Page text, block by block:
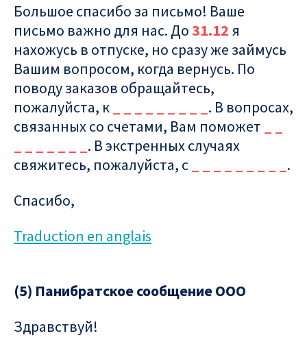
Большое спасибо за письмо! Ваше
письмо важно для нас. До31.12 я
нахожусь в отпуске, но сразу же займусь
Вашим вопросом, когда вернусь. По
поводу заказов обращайтесь,
пожалуйста, к
. В вопросах,
связанных со счетами, Вам поможет
. В экстренных случаях
свяжитесь, пожалуйста, с
.
Спасибо,
Traduction en anglais
(5) Панибратское сообщение ООО
Здравствуй!